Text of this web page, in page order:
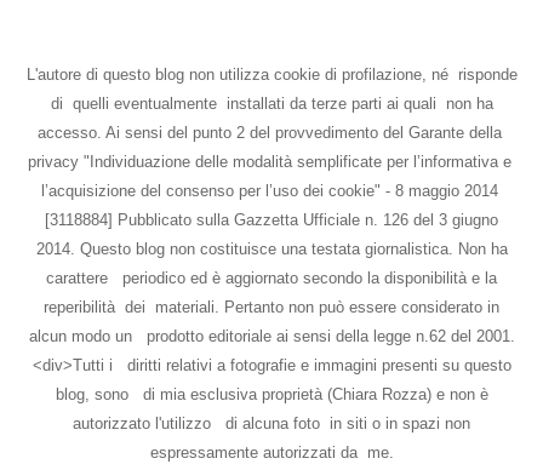
L'autore di questo blog non utilizza cookie di profilazione, né risponde
di quelli eventualmente installati da terze parti ai quali non ha
accesso. Ai sensi del punto 2 del provvedimento del Garante della
privacy "Individuazione delle modalità semplificate per l’informativa e
l’acquisizione del consenso per l’uso dei cookie" - 8 maggio 2014
[3118884] Pubblicato sulla Gazzetta Ufficiale n. 126 del 3 giugno
2014. Questo blog non costituisce una testata giornalistica. Non ha
carattere periodico ed è aggiornato secondo la disponibilità e la
reperibilità dei materiali. Pertanto non può essere considerato in
alcun modo un prodotto editoriale ai sensi della legge n.62 del 2001.
<div>Tutti i diritti relativi a fotografie e immagini presenti su questo
blog, sono di mia esclusiva proprietà (Chiara Rozza) e non è
autorizzato l'utilizzo di alcuna foto in siti o in spazi non
espressamente autorizzati da me.